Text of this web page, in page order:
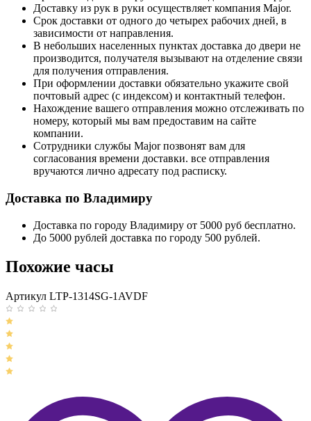
Доставку из рук в руки осуществляет компания Major.
Срок доставки от одного до четырех рабочих дней, в
зависимости от направления.
В небольших населенных пунктах доставка до двери не
производится, получателя вызывают на отделение связи
для получения отправления.
При оформлении доставки обязательно укажите свой
почтовый адрес (с индексом) и контактный телефон.
Нахождение вашего отправления можно отслеживать по
номеру, который мы вам предоставим на сайте
компании.
Сотрудники службы Major позвонят вам для
согласования времени доставки. все отправления
вручаются лично адресату под расписку.
Доставка по Владимиру
Доставка по городу Владимиру от 5000 руб бесплатно.
До 5000 рублей доставка по городу 500 рублей.
Похожие часы
Артикул LTP-1314SG-1AVDF